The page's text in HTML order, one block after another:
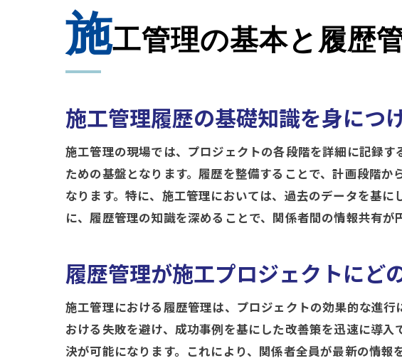
履歴管理が
効率的
施工管
履歴管
履歴管
品質基
施工管理に
過去の
トラブ
予防保
履歴情
施工現
施工管理の基本と履歴
施工管理履歴の基礎知識を身につ
施工管理の現場では、プロジェクトの各段階を詳細に記録
ための基盤となります。履歴を整備することで、計画段階
なります。特に、施工管理においては、過去のデータを基
に、履歴管理の知識を深めることで、関係者間の情報共有が
履歴管理が施工プロジェクトにど
施工管理における履歴管理は、プロジェクトの効果的な進
おける失敗を避け、成功事例を基にした改善策を迅速に導
決が可能になります。これにより、関係者全員が最新の情